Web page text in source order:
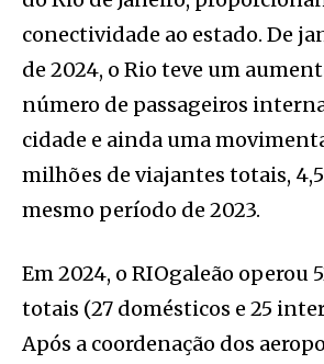
conectividade ao estado. De
de 2024, o Rio teve um
número de passageiros
cidade e ainda uma
milhões de viajantes totais,
mesmo período de 2023.
Em 2024, o RIOgaleão operou
totais (27 domésticos e 25
Após a coordenação dos